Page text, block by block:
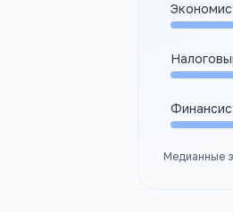
Медианные